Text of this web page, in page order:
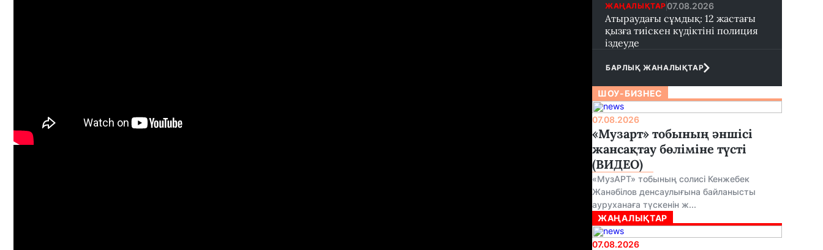
ЖАҢАЛЫҚТАР 07.08.2026
Атыраудағы сұмдық: 12 жастағы
қызға тиіскен күдіктіні полиция
іздеуде
БАРЛЫҚ ЖАНАЛЫҚТАР
ШОУ-БИЗНЕС
07.08.2026
«Музарт» тобының әншісі
жансақтау бөліміне түсті
(ВИДЕО)
«МузАРТ» тобының солисі Кенжебек
Жанәбілов денсаулығына байланысты
ауруханаға түскенін ж...
ЖАҢАЛЫҚТАР
07.08.2026